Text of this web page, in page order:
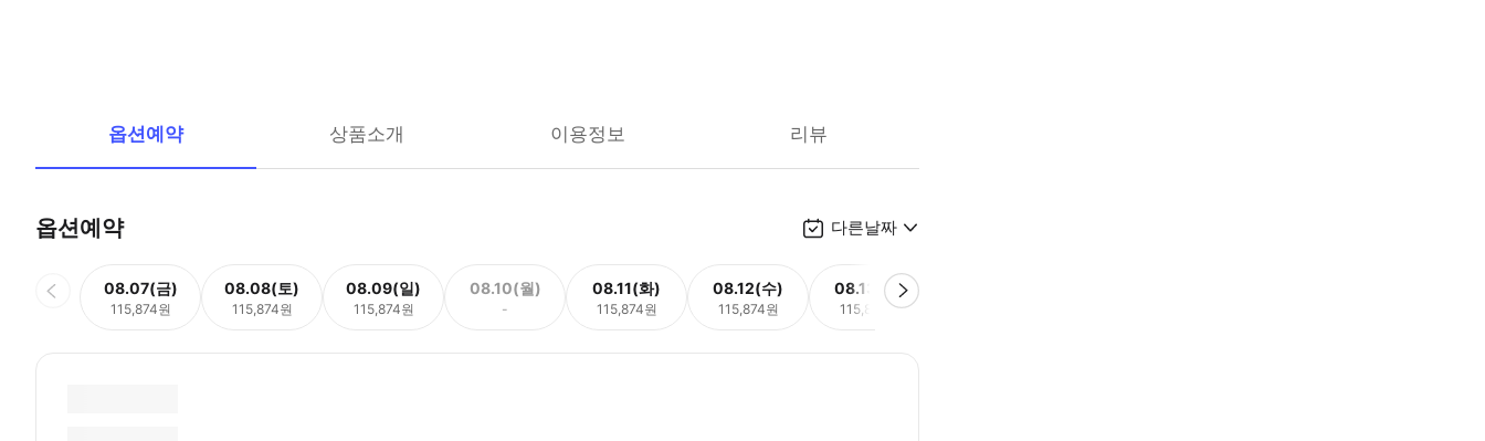
옵션예약 상품소개 이용정보 리뷰
옵션예약 다른날짜
08.07(금)
115,874원
08.08(토)
115,874원
08.09(일)
115,874원
08.10(월)
-
08.11(화)
115,874원
08.12(수)
115,874원
08.13(목)
115,874원